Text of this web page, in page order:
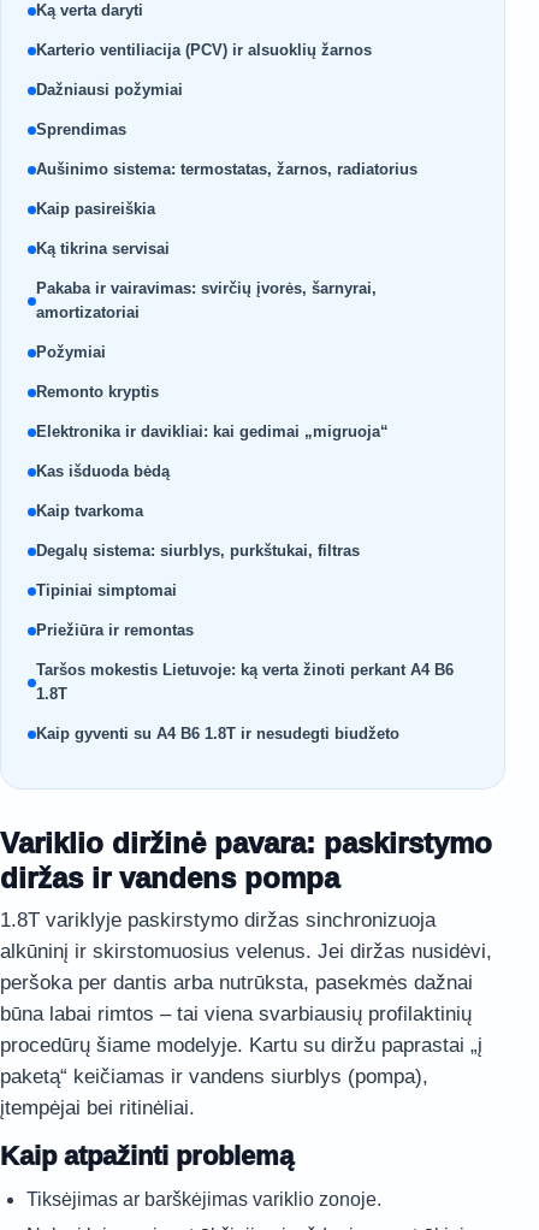
Ką verta daryti
Karterio ventiliacija (PCV) ir alsuoklių žarnos
Dažniausi požymiai
Sprendimas
Aušinimo sistema: termostatas, žarnos, radiatorius
Kaip pasireiškia
Ką tikrina servisai
Pakaba ir vairavimas: svirčių įvorės, šarnyrai,
amortizatoriai
Požymiai
Remonto kryptis
Elektronika ir davikliai: kai gedimai „migruoja“
Kas išduoda bėdą
Kaip tvarkoma
Degalų sistema: siurblys, purkštukai, filtras
Tipiniai simptomai
Priežiūra ir remontas
Taršos mokestis Lietuvoje: ką verta žinoti perkant A4 B6
1.8T
Kaip gyventi su A4 B6 1.8T ir nesudegti biudžeto
Variklio diržinė pavara: paskirstymo
diržas ir vandens pompa
1.8T variklyje paskirstymo diržas sinchronizuoja
alkūninį ir skirstomuosius velenus. Jei diržas nusidėvi,
peršoka per dantis arba nutrūksta, pasekmės dažnai
būna labai rimtos – tai viena svarbiausių profilaktinių
procedūrų šiame modelyje. Kartu su diržu paprastai „į
paketą“ keičiamas ir vandens siurblys (pompa),
įtempėjai bei ritinėliai.
Kaip atpažinti problemą
Tiksėjimas ar barškėjimas variklio zonoje.